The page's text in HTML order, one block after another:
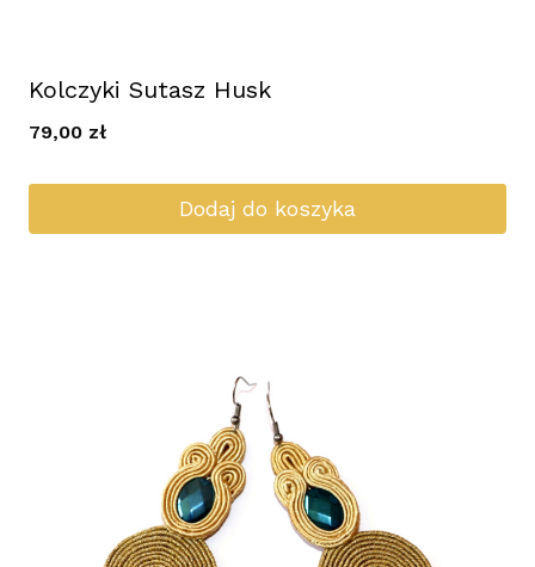
Kolczyki Sutasz Husk
79,00 zł
Dodaj do koszyka